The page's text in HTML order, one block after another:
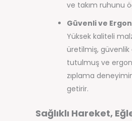
ve takım ruhunu
Güvenli ve
Yüksek kaliteli
üretilmiş, güvenlik
tutulmuş ve
zıplama
getirir.
Sağlıklı Hareket,